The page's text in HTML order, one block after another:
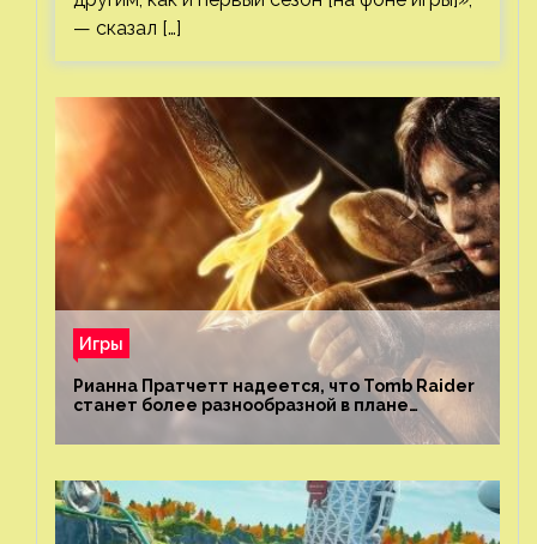
— сказал […]
Игры
Рианна Пратчетт надеется, что Tomb Raider
станет более разнообразной в плане
репрезентации